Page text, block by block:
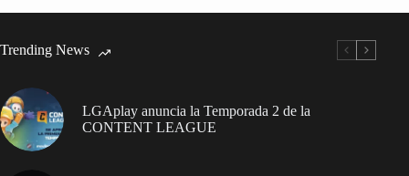
Trending News
LGAplay anuncia la Temporada 2 de la
CONTENT LEAGUE